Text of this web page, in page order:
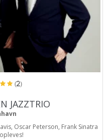
(2)
JAZZTRIO
Oscar Peterson, Frank Sinatra